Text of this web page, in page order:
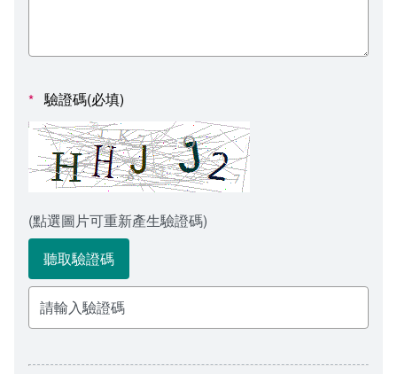
人事室
諮詢信箱進度查詢
* 驗證碼(必填)
(點選圖片可重新產生驗證碼)
聽取驗證碼